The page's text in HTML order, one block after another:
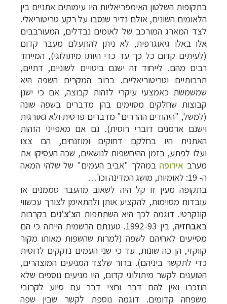
בתקופות השלטון האימפריאליות היו עימותים אתניים בין
הלאומים השונים, אולם נדיר שנסבו עלרקע טריטוריאלי.
לצד המארג המורכב של לאומים נבדלים, המעורבבים
אלו באלו גיאוגרפית, לא ניתן להתעלם מעבר קדום
(לעיתים קדום כל כך עד כדי היותו מיתולוגי), המייחד
רבים מהם. לייחוד זה ישנם ביטויים לשוניים, דתיים,
תרבותיים וטריטוריאליים. ברוב המקרים השפה היא
שמשמשת כאמצעי עיקרי לזהות קבוצה, אם כי ישנן
קבוצות שחלקים מסוימים בהן מדברים בשפה שונה
(למשל, "היהודים ההררים" מדברים פרסית ולא גאורגית
וישנם ארמנים דוברי רוסית). גם אם מאפייני הזהות
האתנית היו בחלקם דחוקים ומוזנחים, הם צצו
ועלו לפתע, בזמן ההיחשפות לנושאים, שכה העסיקו את
מערב אירופה במהלך "אביב העמים" של שלהי המאה
ה- 19: לאומיות, מושג המדינה וכו'…
בתקופה מעין זו קל היה לשאוב מהעבר סממנים או
עובדות מסוימות, להקציע אותן ולהתאימן לצורך עכשווי
קונקרטי. דוגמה לכך היא השתתפות הצ'צ'נים בקרבות
באבחזיה
, בין 1992-93. טענתם הרשמית הייתה כי הם
מסייעים לאחיהם לשפה (למרות שהשפות מאותו מקור
קווקזי, הן כה שונות, עד כי שני העמים נזקקים לרוסית
כדי לתקשר ביניהם). ברור שלצד המניעים המוצהרים,
הטוענים לקשר מיתולוגי קדום, היו מניעים נוספים שלא
הוזכרו ואין להם דבר וחצי דבר עם סיוע לקרובי
משפחה
קדומים. דוגמה נוספת לקשר שבין שפה